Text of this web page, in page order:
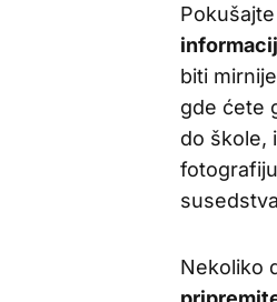
biti
gde ćete
do škole,
Nekoliko